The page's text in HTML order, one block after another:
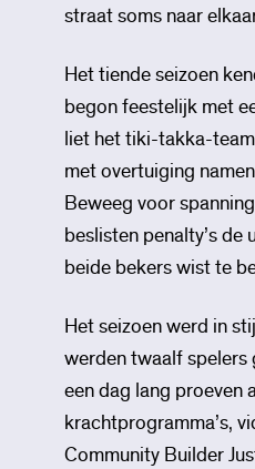
straat soms naar
Het tiende seizoen
begon feestelijk met
liet het tiki-takka-team
met overtuiging
Beweeg voor
beslisten penalty’s
beide bekers wist te
Het seizoen werd in
werden twaalf spelers
een dag lang proeven
krachtprogramma’s,
Community Builder